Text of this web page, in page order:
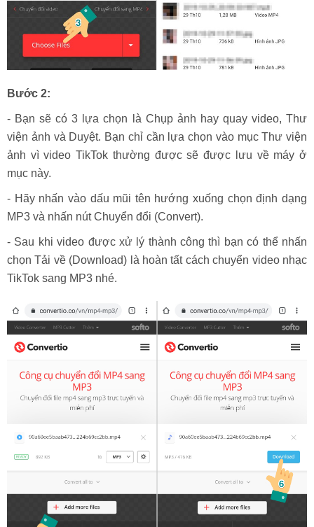
Bước 2:
- Bạn sẽ có 3 lựa chọn là Chụp ảnh hay quay video, Thư
viện ảnh và Duyệt. Bạn chỉ cần lựa chọn vào mục Thư viện
ảnh vì video TikTok thường được sẽ được lưu về máy ở
mục này.
- Hãy nhấn vào dấu mũi tên hướng xuống chọn định dạng
MP3 và nhấn nút Chuyển đổi (Convert).
- Sau khi video được xử lý thành công thì bạn có thể nhấn
chọn Tải về (Download) là hoàn tất cách chuyển video nhạc
TikTok sang MP3 nhé.